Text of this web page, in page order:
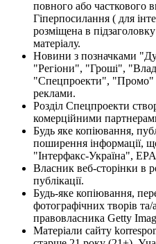
повного або часткового
Гіперпосилання ( для
розміщена в
матеріалу.
Новини з позначками
"Регіони", "Гроші",
"Спецпроекти", "Промо"
реклами.
Розділ Спецпроекти
комерційними
Будь яке копіювання,
поширення інформації,
"Інтерфакс-Україна",
Власник веб-сторінки в
публікації.
Будь-яке копіювання,
фотографічних творів та/
правовласника Getty
Матеріали сайту